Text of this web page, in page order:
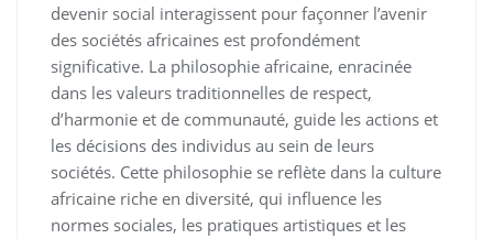
devenir social interagissent pour façonner l’avenir
des sociétés africaines est profondément
significative. La philosophie africaine, enracinée
dans les valeurs traditionnelles de respect,
d’harmonie et de communauté, guide les actions et
les décisions des individus au sein de leurs
sociétés. Cette philosophie se reflète dans la culture
africaine riche en diversité, qui influence les
normes sociales, les pratiques artistiques et les